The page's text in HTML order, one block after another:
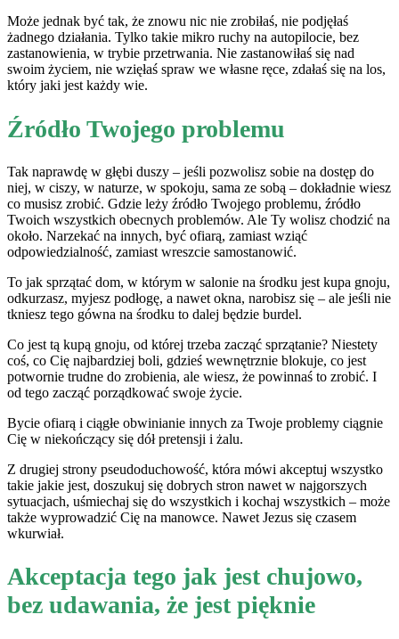
Może jednak być tak, że znowu nic nie zrobiłaś, nie podjęłaś
żadnego działania. Tylko takie mikro ruchy na autopilocie, bez
zastanowienia, w trybie przetrwania. Nie zastanowiłaś się nad
swoim życiem, nie wzięłaś spraw we własne ręce, zdałaś się na los,
który jaki jest każdy wie.
Źródło Twojego problemu
Tak naprawdę w głębi duszy – jeśli pozwolisz sobie na dostęp do
niej, w ciszy, w naturze, w spokoju, sama ze sobą – dokładnie wiesz
co musisz zrobić. Gdzie leży źródło Twojego problemu, źródło
Twoich wszystkich obecnych problemów. Ale Ty wolisz chodzić na
około. Narzekać na innych, być ofiarą, zamiast wziąć
odpowiedzialność, zamiast wreszcie samostanowić.
To jak sprzątać dom, w którym w salonie na środku jest kupa gnoju,
odkurzasz, myjesz podłogę, a nawet okna, narobisz się – ale jeśli nie
tkniesz tego gówna na środku to dalej będzie burdel.
Co jest tą kupą gnoju, od której trzeba zacząć sprzątanie? Niestety
coś, co Cię najbardziej boli, gdzieś wewnętrznie blokuje, co jest
potwornie trudne do zrobienia, ale wiesz, że powinnaś to zrobić. I
od tego zacząć porządkować swoje życie.
Bycie ofiarą i ciągłe obwinianie innych za Twoje problemy ciągnie
Cię w niekończący się dół pretensji i żalu.
Z drugiej strony pseudoduchowość, która mówi akceptuj wszystko
takie jakie jest, doszukuj się dobrych stron nawet w najgorszych
sytuacjach, uśmiechaj się do wszystkich i kochaj wszystkich – może
także wyprowadzić Cię na manowce. Nawet Jezus się czasem
wkurwiał.
Akceptacja tego jak jest chujowo,
bez udawania, że jest pięknie